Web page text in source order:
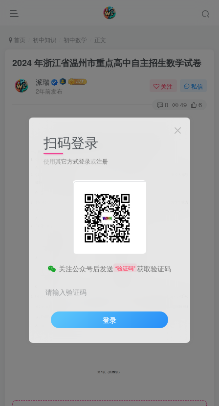
首页 初中知识 初中数学 正文
2024 年浙江省温州市重点高中自主招生数学试卷
派瑞
2年前发布
关注 私信
0 49 6
扫码登录
使用其它方式登录或注册
关注公众号后发送 “验证码” 获取验证码
请输入验证码
登录